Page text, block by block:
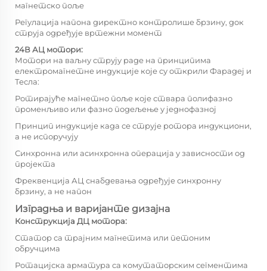
магнетско поље
Регулација напона директно контролише брзину, док
струја одређује вртежни момент
24В АЦ мотори:
Мотори на ваљну струју раде на принципима
електромагнетне индукције које су открили Фарадеј и
Тесла:
Ротирајуће магнетно поље које ствара полифазно
променљиво или фазно подељење у једнофазној
Принцип индукције када се струје ротора индукциони,
а не испоручују
Синхронна или асинхронна операција у зависности од
пројекта
Фреквенција АЦ снабдевања одређује синхронну
брзину, а не напон
Изградња и варијанте дизајна
Конструкција ДЦ мотора:
Статор са трајним магнетима или петоним
обручцима
Ротацијска арматура са комутаторским сегментима